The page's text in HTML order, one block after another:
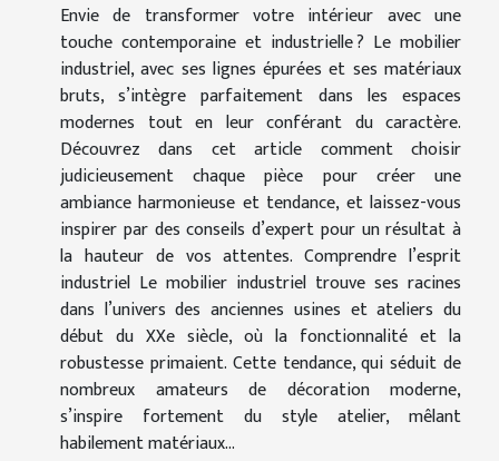
Envie de transformer votre intérieur avec une
touche contemporaine et industrielle ? Le mobilier
industriel, avec ses lignes épurées et ses matériaux
bruts, s’intègre parfaitement dans les espaces
modernes tout en leur conférant du caractère.
Découvrez dans cet article comment choisir
judicieusement chaque pièce pour créer une
ambiance harmonieuse et tendance, et laissez-vous
inspirer par des conseils d’expert pour un résultat à
la hauteur de vos attentes. Comprendre l’esprit
industriel Le mobilier industriel trouve ses racines
dans l’univers des anciennes usines et ateliers du
début du XXe siècle, où la fonctionnalité et la
robustesse primaient. Cette tendance, qui séduit de
nombreux amateurs de décoration moderne,
s’inspire fortement du style atelier, mêlant
habilement matériaux...